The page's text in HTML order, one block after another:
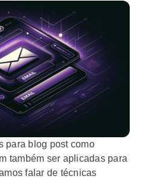
para blog post como
também ser aplicadas para
falar de técnicas